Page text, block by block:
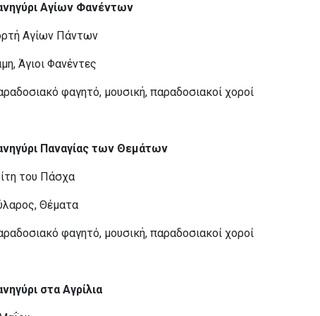
Αγίων Φανέντων
Αγίων Πάντων
Άγιοι Φανέντες
φαγητό, μουσική, παραδοσιακοί χοροί
Παναγίας των Θεμάτων
του Πάσχα
Θέματα
φαγητό, μουσική, παραδοσιακοί χοροί
στα Αγρίλια